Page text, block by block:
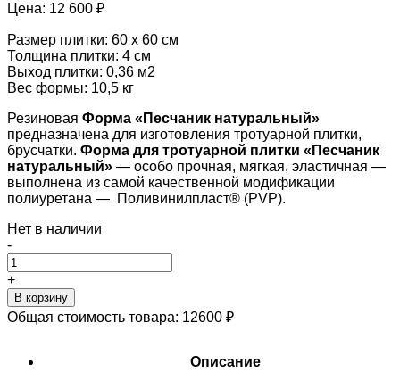
Цена: 12 600 ₽
Размер плитки: 60 х 60 см
Толщина плитки: 4 см
Выход плитки: 0,36 м2
Вес формы: 10,5 кг
Резиновая Форма « Песчаник натуральный»
предназначена для изготовления тротуарной плитки,
брусчатки. Форма для тротуарной плитки « Песчаник
натуральный» — особо прочная, мягкая, эластичная —
выполнена из самой качественной модификации
полиуретана — Поливинилпласт® (PVP).
Нет в наличии
-
+
В корзину
Общая стоимость товара: 12600 ₽
Описание